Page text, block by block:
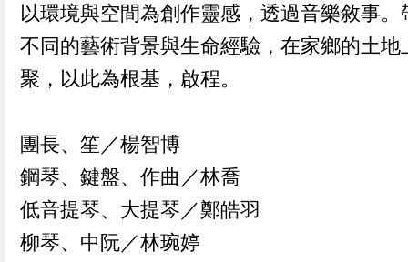
以環境與空間為創作靈感，透過音樂敘事。
不同的藝術背景與生命經驗，在家鄉的土地
聚，以此為根基，啟程。
團長、笙／楊智博
鋼琴、鍵盤、作曲／林喬
低音提琴、大提琴／鄭皓羽
柳琴、中阮／林琬婷